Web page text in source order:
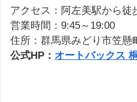
アクセス：阿左美駅から徒
営業時間：9:45～19:00
住所：群馬県みどり市笠懸
公式HP： オートバックス